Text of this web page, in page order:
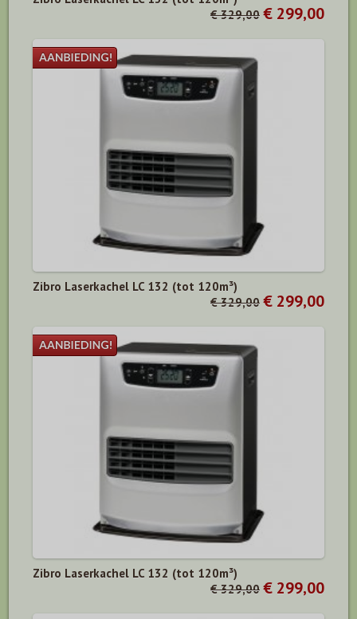
€ 329,00 € 299,00
Zibro Laserkachel LC 132 (tot 120m³)
€ 329,00 € 299,00
Zibro Laserkachel LC 132 (tot 120m³)
€ 329,00 € 299,00